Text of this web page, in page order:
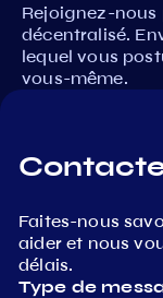
Rejoignez-
décentralisé.
lequel vous
vous-même.
Faites-nous
aider et nous
délais.
Type de